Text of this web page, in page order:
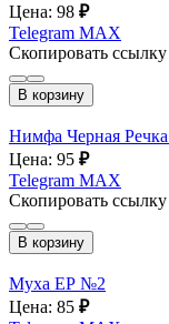
Цена: 98 ₽
Telegram MAX
Скопировать ссылку
В корзину
Нимфа Черная
Цена: 95 ₽
Telegram MAX
Скопировать ссылку
В корзину
Муха ЕР №2
Цена: 85 ₽